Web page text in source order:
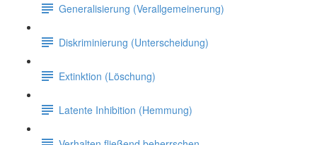
Generalisierung (Verallgemeinerung)
Diskriminierung (Unterscheidung)
Extinktion (Löschung)
Latente Inhibition (Hemmung)